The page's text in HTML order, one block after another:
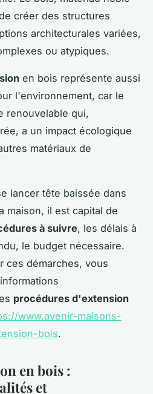
créer des structures
architecturales variées,
ou atypiques.
en bois représente aussi
l'environnement, car le
renouvelable qui,
a un impact écologique
matériaux de
lancer tête baissée dans
maison, il est capital de
à suivre, les délais à
le budget nécessaire.
ces démarches, vous
procédures d'extension
www.avenir-maisons-
bois.
en bois :
et